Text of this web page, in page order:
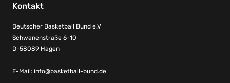
Kontakt
Deutscher Basketball Bund e.V
Schwanenstraße 6-10
D-58089 Hagen
E-Mail: info@basketball-bund.de